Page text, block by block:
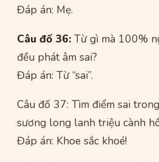
Đáp án: Mẹ.
Câu đố 36: Từ gì mà 100%
đều phát âm sai?
Đáp án: Từ “sai”.
Câu đố 37: Tìm điểm sai
sương long lanh triệu cành
Đáp án: Khoe sắc khoé!